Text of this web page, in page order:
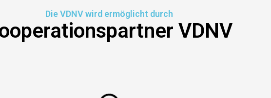
Die VDNV wird ermöglicht durch
VDNV